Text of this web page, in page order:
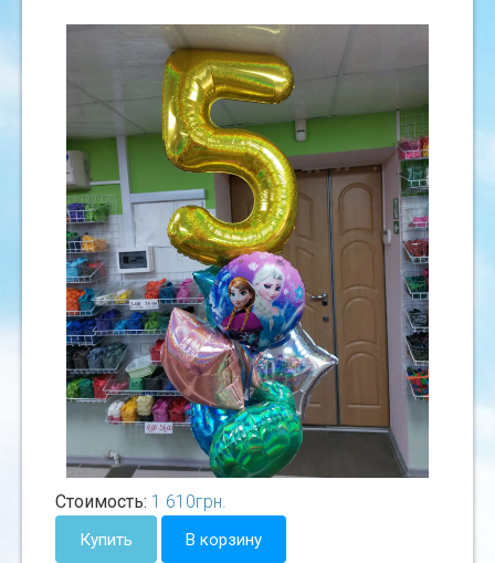
Стоимость: 1 610грн.
Купить В корзину